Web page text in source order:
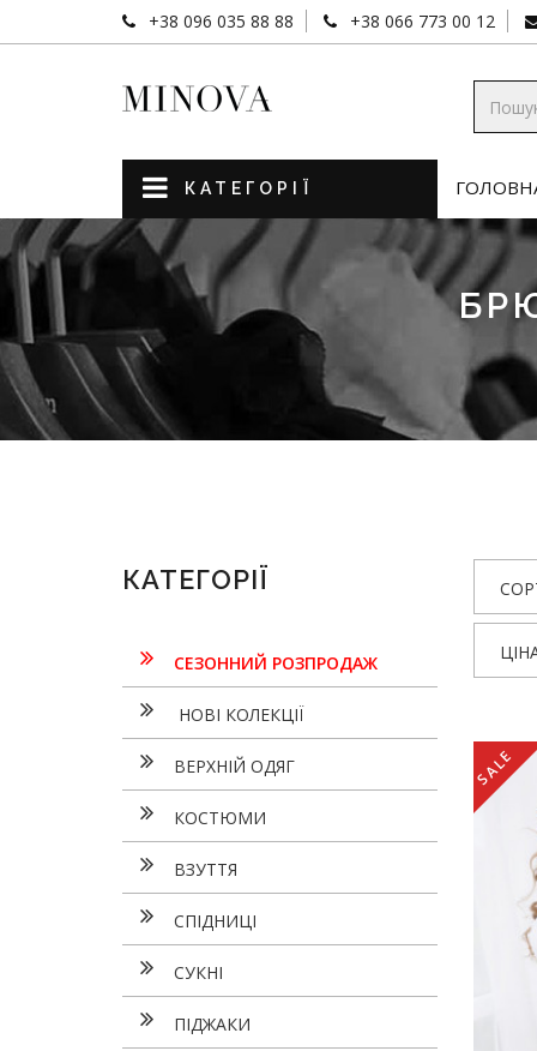
+38 096 035 88 88 +38 066 773 00 12
КАТЕГОРІЇ
КАТЕГОРІЇ
СЕЗОННИЙ РОЗПРОДАЖ
НОВІ КОЛЕКЦІЇ
ВЕРХНІЙ ОДЯГ
КОСТЮМИ
ВЗУТТЯ
СПІДНИЦІ
СУКНI
ПІДЖАКИ
SALE